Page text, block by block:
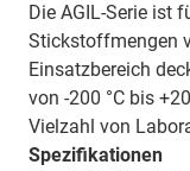
Die AGIL-Serie ist
Stickstoffmengen
Einsatzbereich
von -200 °C bis
Vielzahl von
Spezifikationen